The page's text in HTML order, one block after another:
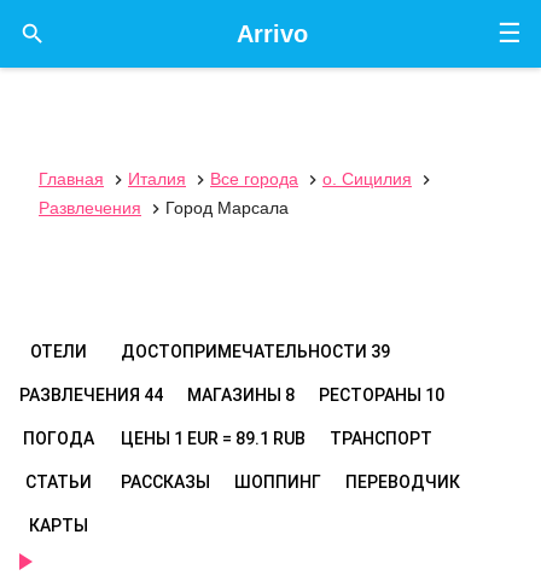
☰
Arrivo

Главная  Италия  Все города  о. Сицилия

Развлечения
 Город Марсала
ОТЕЛИ ДОСТОПРИМЕЧАТЕЛЬНОСТИ 39
РАЗВЛЕЧЕНИЯ 44 МАГАЗИНЫ 8 РЕСТОРАНЫ 10
ПОГОДА ЦЕНЫ 1 EUR = 89.1 RUB ТРАНСПОРТ
СТАТЬИ РАССКАЗЫ ШОППИНГ ПЕРЕВОДЧИК
КАРТЫ
